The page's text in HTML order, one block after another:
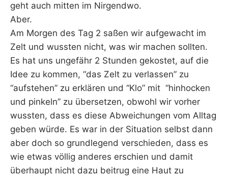
geht auch mitten im Nirgendwo.
Aber.
Am Morgen des Tag 2 saßen wir aufgewacht im
Zelt und wussten nicht, was wir machen sollten.
Es hat uns ungefähr 2 Stunden gekostet, auf die
Idee zu kommen, “das Zelt zu verlassen” zu
“aufstehen” zu erklären und “Klo” mit “hinhocken
und pinkeln” zu übersetzen, obwohl wir vorher
wussten, dass es diese Abweichungen vom Alltag
geben würde. Es war in der Situation selbst dann
aber doch so grundlegend verschieden, dass es
wie etwas völlig anderes erschien und damit
überhaupt nicht dazu beitrug eine Haut zu